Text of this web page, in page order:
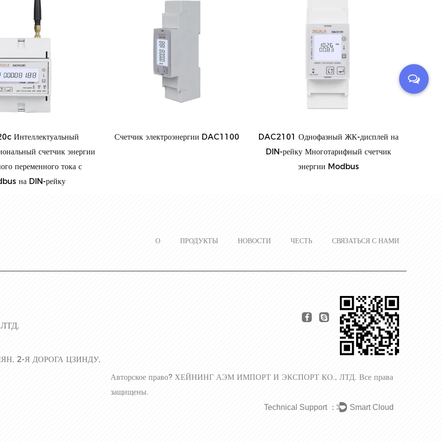
Счетчик электроэнергии DAC1100
DAC2101 Однофазный ЖК-дисплей на
DIN-рейку Многотарифный счетчик
Dac4302CT Трехфазный
электроэнергии Modbus Tuya
рейку Счетчик мощности
СВЯЗАТЬСЯ С НАМИ
ЧЕСТЬ
НОВОСТИ
ПРОДУКТЫ
О
2-Я ДОРОГА ЦЗИНДУ,
Авторское право? ХЕЙНИНГ АЭМ ИМПОРТ И ЭКСПОРТ КО., ЛТД. Все права
защищены.
Technical Support ： Smart Cloud